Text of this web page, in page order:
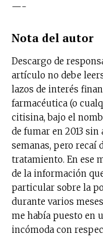
—-
Nota del autor
Descargo de
artículo no debe
lazos de interés
farmacéutica (o
citisina, bajo el
de fumar en 2013
semanas, pero recaí
tratamiento. En ese
de la información
particular sobre la
durante varios
me había puesto en
incómoda con